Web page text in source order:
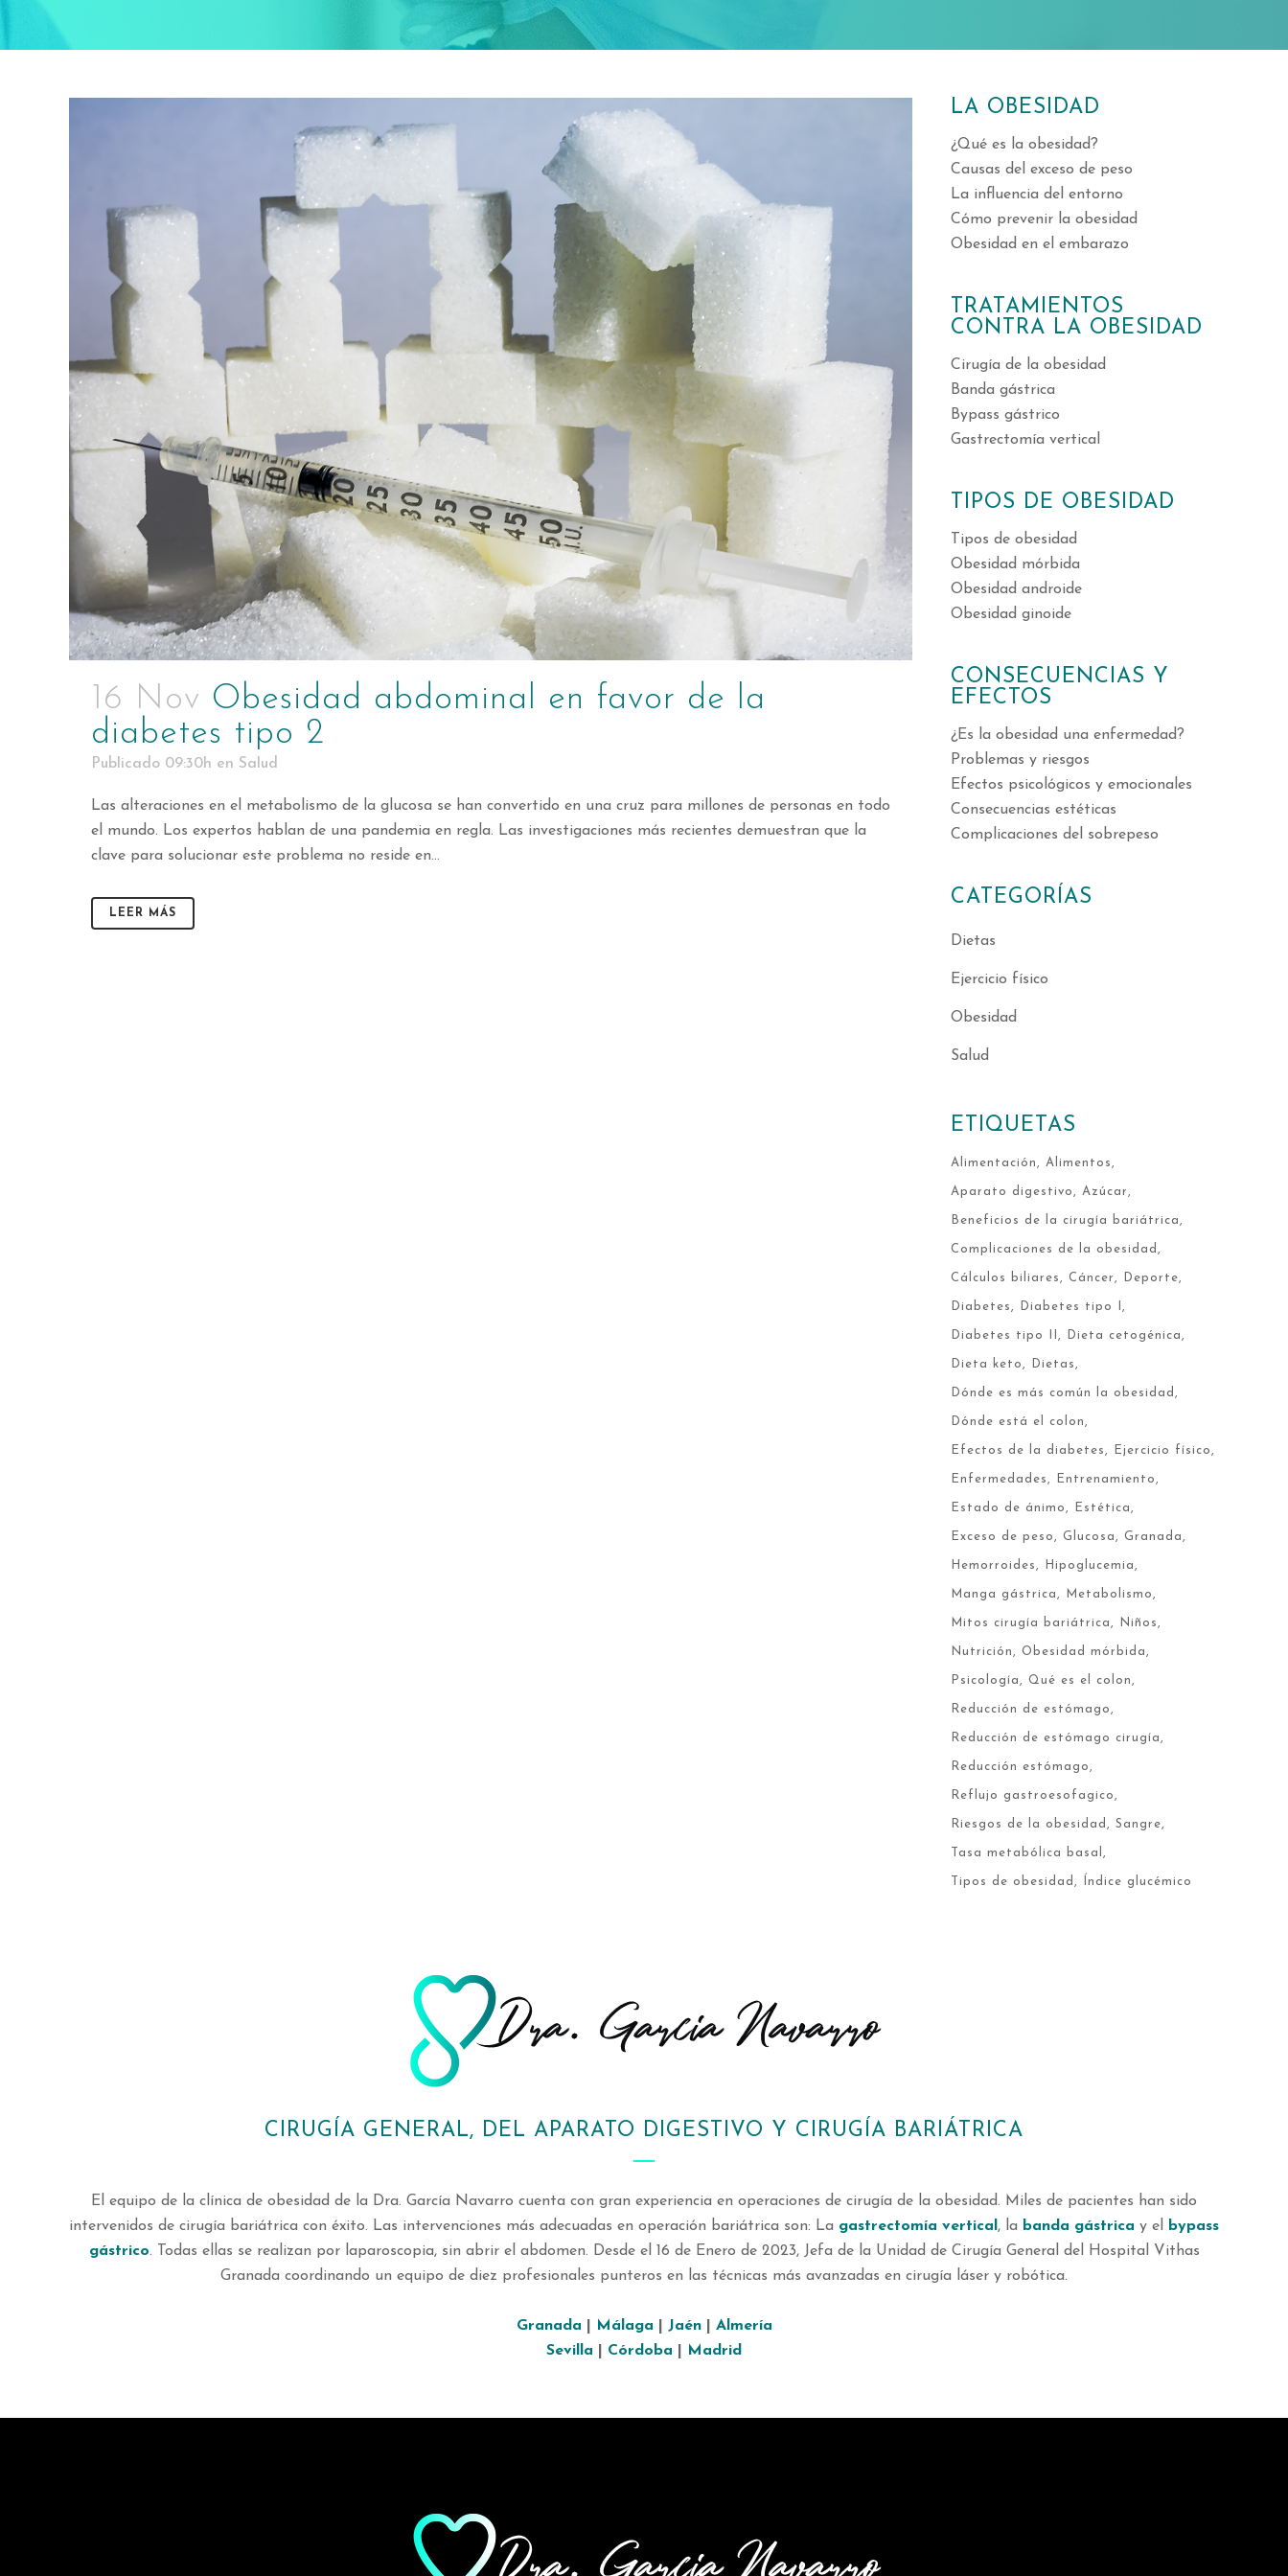
16 Nov Obesidad abdominal en favor de la
diabetes tipo 2
Publicado 09:30h en Salud
Las alteraciones en el metabolismo de la glucosa se han convertido en una cruz para millones de personas en todo
el mundo. Los expertos hablan de una pandemia en regla. Las investigaciones más recientes demuestran que la
clave para solucionar este problema no reside en...
LEER MÁS
LA OBESIDAD
¿Qué es la obesidad?
Causas del exceso de peso
La influencia del entorno
Cómo prevenir la obesidad
Obesidad en el embarazo
TRATAMIENTOS
CONTRA LA OBESIDAD
Cirugía de la obesidad
Banda gástrica
Bypass gástrico
Gastrectomía vertical
TIPOS DE OBESIDAD
Tipos de obesidad
Obesidad mórbida
Obesidad androide
Obesidad ginoide
CONSECUENCIAS Y
EFECTOS
¿Es la obesidad una enfermedad?
Problemas y riesgos
Efectos psicológicos y emocionales
Consecuencias estéticas
Complicaciones del sobrepeso
CATEGORÍAS
Dietas
Ejercicio físico
Obesidad
Salud
ETIQUETAS
Alimentación Alimentos
Aparato digestivo Azúcar
Beneficios de la cirugía bariátrica
Complicaciones de la obesidad
Cálculos biliares Cáncer Deporte
Diabetes Diabetes tipo I
Diabetes tipo II Dieta cetogénica
Dieta keto Dietas
Dónde es más común la obesidad
Dónde está el colon
Efectos de la diabetes Ejercicio físico
Enfermedades Entrenamiento
Estado de ánimo Estética
Exceso de peso Glucosa Granada
Hemorroides Hipoglucemia
Manga gástrica Metabolismo
Mitos cirugía bariátrica Niños
Nutrición Obesidad mórbida
Psicología Qué es el colon
Reducción de estómago
Reducción de estómago cirugía
Reducción estómago
Reflujo gastroesofagico
Riesgos de la obesidad Sangre
Tasa metabólica basal
Tipos de obesidad Índice glucémico
CIRUGÍA GENERAL, DEL APARATO DIGESTIVO Y CIRUGÍA BARIÁTRICA
El equipo de la clínica de obesidad de la Dra. García Navarro cuenta con gran experiencia en operaciones de cirugía de la obesidad. Miles de pacientes han sido
intervenidos de cirugía bariátrica con éxito. Las intervenciones más adecuadas en operación bariátrica son: La gastrectomía vertical , la banda gástrica y el
bypass
gástrico. Todas ellas se realizan por laparoscopia, sin abrir el abdomen. Desde el 16 de Enero de 2023, Jefa de la Unidad de Cirugía General del Hospital Vithas
Granada coordinando un equipo de diez profesionales punteros en las técnicas más avanzadas en cirugía láser y robótica.
Granada Málaga Jaén| Almería
Sevilla
Córdoba Madrid